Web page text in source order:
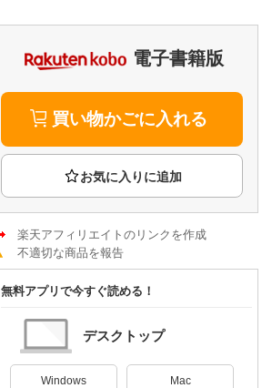
Rakuten PLAY
無料テレビ
Rチャンネル
チケット
楽天チケット
推し楽
電子書籍版
買い物かごに入れる
楽天アフィリエイトのリンクを作成
不適切な商品を報告
無料アプリで今すぐ読める！
デスクトップ
Windows Mac